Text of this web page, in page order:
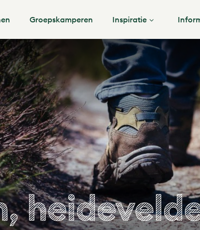
Groepskamperen Inspiratie